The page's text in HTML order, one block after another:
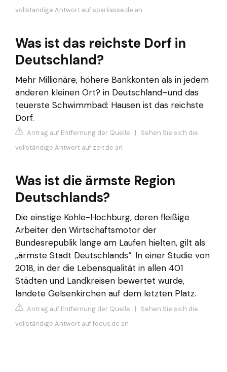
vollständige Antwort auf sparkasse.de an
Was ist das reichste Dorf in
Deutschland?
Mehr Millionäre, höhere Bankkonten als in jedem
anderen kleinen Ort? in Deutschland–und das
teuerste Schwimmbad: Hausen ist das reichste
Dorf.
Antrag auf Entfernung der Quelle | Sehen Sie sich die
vollständige Antwort auf zeit.de an
Was ist die ärmste Region
Deutschlands?
Die einstige Kohle-Hochburg, deren fleißige
Arbeiter den Wirtschaftsmotor der
Bundesrepublik lange am Laufen hielten, gilt als
„ärmste Stadt Deutschlands“. In einer Studie von
2018, in der die Lebensqualität in allen 401
Städten und Landkreisen bewertet wurde,
landete Gelsenkirchen auf dem letzten Platz.
Antrag auf Entfernung der Quelle | Sehen Sie sich die
vollständige Antwort auf focus.de an